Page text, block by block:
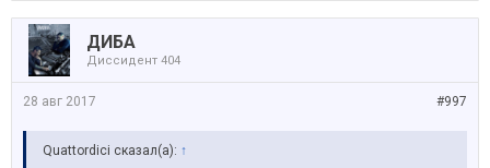
ДИБА
Диссидент 404
#997
28 авг 2017
Quattordici сказал(а): ↑